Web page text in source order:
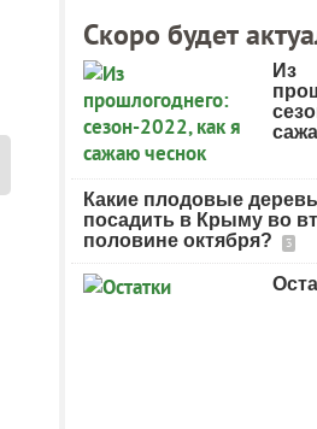
Скоро будет
Из
Какие плодовые
посадить в Крыму во
половине октября?
3